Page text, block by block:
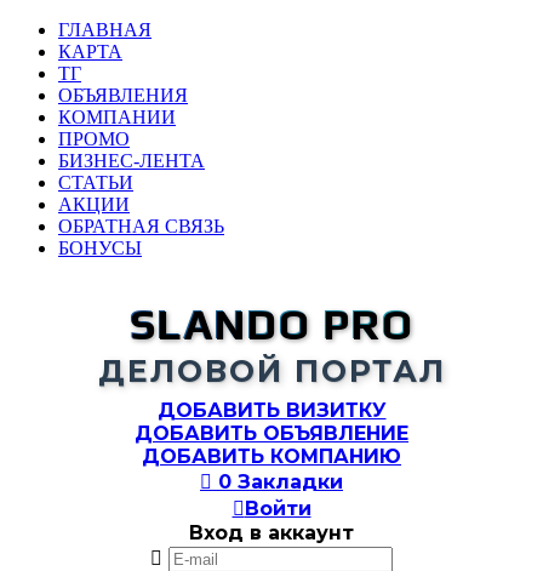
ГЛАВНАЯ
КАРТА
ТГ
ОБЪЯВЛЕНИЯ
КОМПАНИИ
ПРОМО
БИЗНЕС-ЛЕНТА
СТАТЬИ
АКЦИИ
ОБРАТНАЯ СВЯЗЬ
БОНУСЫ
SLANDO PRO
ДЕЛОВОЙ ПОРТАЛ
ДОБАВИТЬ ВИЗИТКУ
ДОБАВИТЬ ОБЪЯВЛЕНИЕ
ДОБАВИТЬ КОМПАНИЮ
 0 Закладки
Войти
Вход в аккаунт
